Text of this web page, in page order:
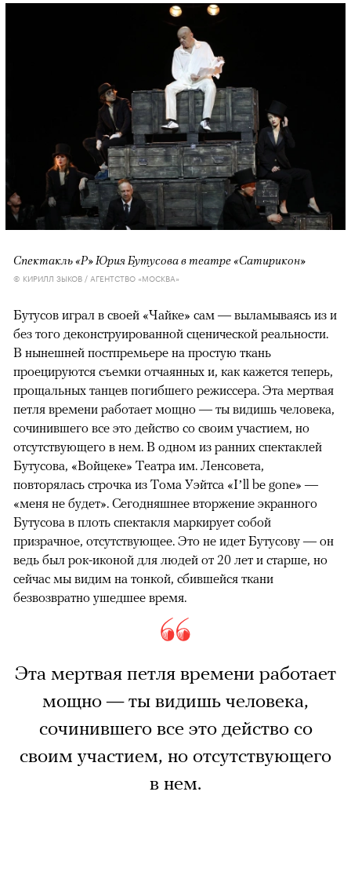
Спектакль «Р» Юрия Бутусова в театре «Сатирикон»
© КИРИЛЛ ЗЫКОВ / АГЕНТСТВО «МОСКВА»
Бутусов играл в своей «Чайке» сам — выламываясь из и
без того деконструированной сценической реальности.
В нынешней постпремьере на простую ткань
проецируются съемки отчаянных и, как кажется теперь,
прощальных танцев погибшего режиссера. Эта мертвая
петля времени работает мощно — ты видишь человека,
сочинившего все это действо со своим участием, но
отсутствующего в нем. В одном из ранних спектаклей
Бутусова, «Войцеке» Театра им. Ленсовета,
повторялась строчка из Тома Уэйтса «I’ll be gone» —
«меня не будет». Сегодняшнее вторжение экранного
Бутусова в плоть спектакля маркирует собой
призрачное, отсутствующее. Это не идет Бутусову — он
ведь был рок-иконой для людей от 20 лет и старше, но
сейчас мы видим на тонкой, сбившейся ткани
безвозвратно ушедшее время.
Эта мертвая петля времени работает
мощно — ты видишь человека,
сочинившего все это действо со
своим участием, но отсутствующего
в нем.